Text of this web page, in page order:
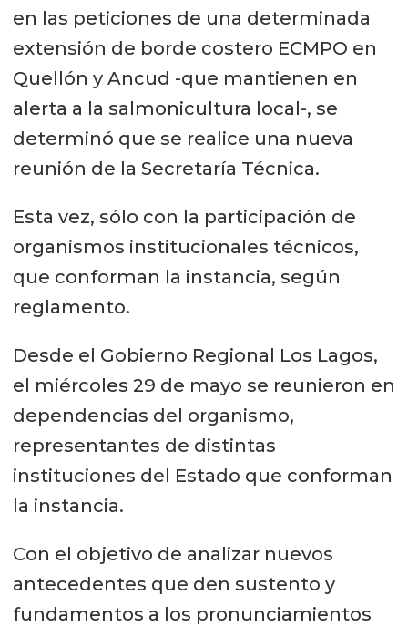
en las peticiones de una determinada
extensión de borde costero ECMPO en
Quellón y Ancud -que mantienen en
alerta a la salmonicultura local-, se
determinó que se realice una nueva
reunión de la Secretaría Técnica.
Esta vez, sólo con la participación de
organismos institucionales técnicos,
que conforman la instancia, según
reglamento.
Desde el Gobierno Regional Los Lagos,
el miércoles 29 de mayo se reunieron en
dependencias del organismo,
representantes de distintas
instituciones del Estado que conforman
la instancia.
Con el objetivo de analizar nuevos
antecedentes que den sustento y
fundamentos a los pronunciamientos